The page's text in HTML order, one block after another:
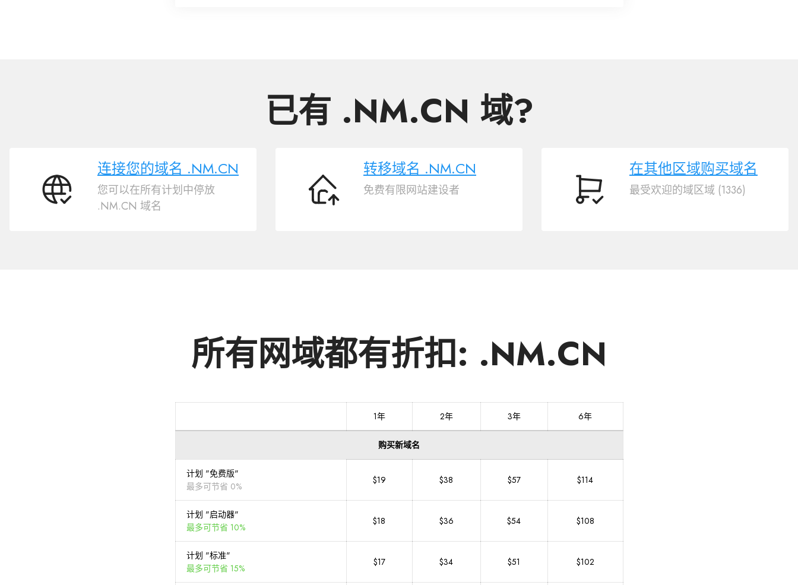
已有 .NM.CN 域?
连
连接您的域名 .NM.CN
您可以在所有计划中停放
.NM.CN 域名
转
转移域名 .NM.CN
免费有限网站建设者
在
在其他区域购买域名
最受欢迎的域区域 (1336)
所有网域都有折扣: .NM.CN
1年 2年 3年 6年
购买新域名
计划 "免费版"
最多可节省 0%
$19 $38 $57 $114
计划 "启动器"
最多可节省 10%
$18 $36 $54 $108
计划 "标准"
最多可节省 15%
$17 $34 $51 $102